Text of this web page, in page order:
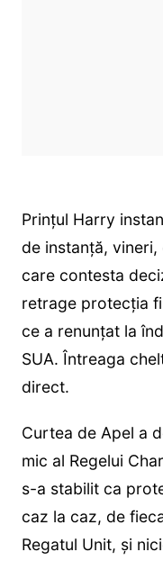
Prințul Harry
de instanță,
care contesta
retrage protecția
ce a renunțat la
SUA. Întreaga
direct.
Curtea de Apel a
mic al Regelui
s-a stabilit ca
caz la caz, de
Regatul Unit, și